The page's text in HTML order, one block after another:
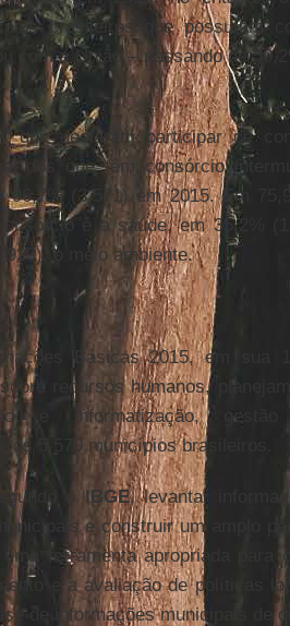
brasileiros que possuíam
com a União – passando de
que declaram participar de
dos que têm consórcio
96,7% (3.571) em 2015. Em
é a saúde, em 35,2%
o meio ambiente.
Básicas 2015, em sua
recursos humanos,
e informatização,
os 5.570 municípios brasileiros.
o IBGE, levantar
e construir um amplo
ferramenta apropriada para
e a avaliação de políticas
de informações municipais de